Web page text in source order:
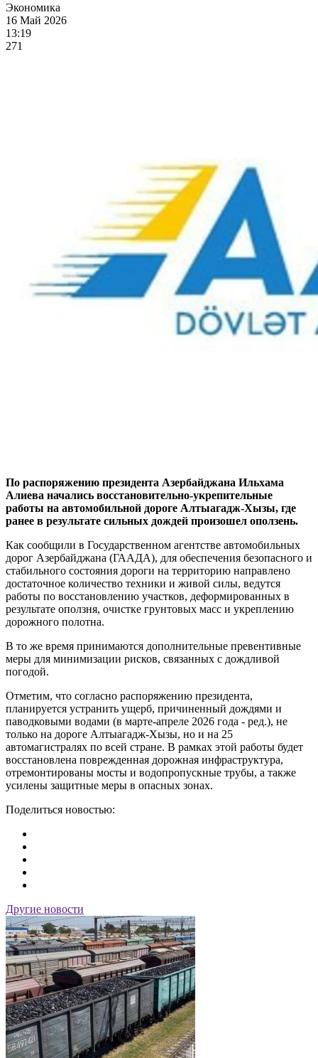
Экономика
16 Май 2026
13:19
271
По распоряжению президента Азербайджана Ильхама
Алиева начались восстановительно-укрепительные
работы на автомобильной дороге Алтыагадж-Хызы, где
ранее в результате сильных дождей произошел оползень.
Как сообщили в Государственном агентстве автомобильных
дорог Азербайджана (ГААДА), для обеспечения безопасного и
стабильного состояния дороги на территорию направлено
достаточное количество техники и живой силы, ведутся
работы по восстановлению участков, деформированных в
результате оползня, очистке грунтовых масс и укреплению
дорожного полотна.
В то же время принимаются дополнительные превентивные
меры для минимизации рисков, связанных с дождливой
погодой.
Отметим, что согласно распоряжению президента,
планируется устранить ущерб, причиненный дождями и
паводковыми водами (в марте-апреле 2026 года - ред.), не
только на дороге Алтыагадж-Хызы, но и на 25
автомагистралях по всей стране. В рамках этой работы будет
восстановлена ​​поврежденная дорожная инфраструктура,
отремонтированы мосты и водопропускные трубы, а также
усилены защитные меры в опасных зонах.
Поделиться новостью:
Другие новости